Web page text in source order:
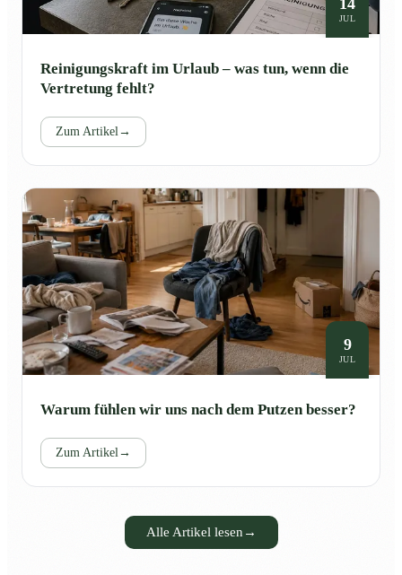
JUL
Reinigungskraft im Urlaub – was tun, wenn die
Vertretung fehlt?
Zum Artikel→
9
JUL
Warum fühlen wir uns nach dem Putzen besser?
Zum Artikel→
Alle Artikel lesen →